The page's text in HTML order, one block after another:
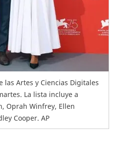
las Artes y Ciencias Digitales
La lista incluye a
Oprah Winfrey, Ellen
Cooper. AP